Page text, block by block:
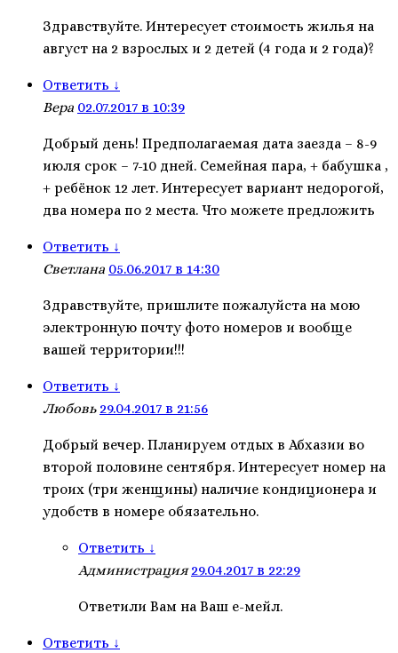
Здравствуйте. Интересует стоимость жилья на
август на 2 взрослых и 2 детей (4 года и 2 года)?
Ответить ↓
Вера 02.07.2017 в 10:39
Добрый день! Предполагаемая дата заезда – 8-9
июля срок – 7-10 дней. Семейная пара, + бабушка ,
+ ребёнок 12 лет. Интересует вариант недорогой,
два номера по 2 места. Что можете предложить
Ответить ↓
Светлана 05.06.2017 в 14:30
Здравствуйте, пришлите пожалуйста на мою
электронную почту фото номеров и вообще
вашей территории!!!
Ответить ↓
Любовь29.04.2017 в 21:56
Добрый вечер. Планируем отдых в Абхазии во
второй половине сентября. Интересует номер на
троих (три женщины) наличие кондиционера и
удобств в номере обязательно.
Ответить ↓
Администрация29.04.2017 в 22:29
Ответили Вам на Ваш е-мейл.
Ответить ↓